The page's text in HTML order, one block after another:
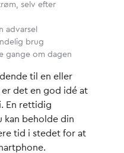
selv efter
advarsel
brug
gange om dagen
til en eller
det en god idé at
En rettidig
kan beholde din
tid i stedet for at